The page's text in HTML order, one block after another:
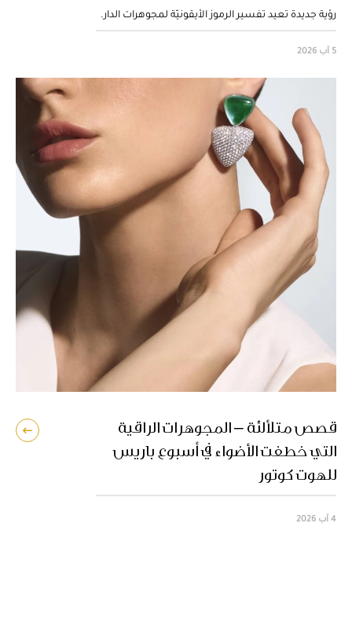
رؤية جديدة تعيد تفسير الرموز الأيقونيّة لمجوهرات الدار.
5 آب 2026
قصص متلألئة – المجوهرات الراقية
التي خطفت الأضواء في أسبوع باريس
للهوت كوتور
4 آب 2026